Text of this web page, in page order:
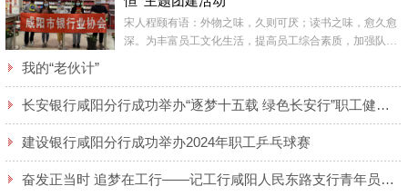
宋人程颐有语：外物之味，久则可厌；读书之味，愈久愈
深。为丰富员工文化生活，提高员工综合素质，加强队伍
我的“老伙计”
长安银行咸阳分行成功举办“逐梦十五载 绿色长安行”职工健步走活动
建设银行咸阳分行成功举办2024年职工乒乓球赛
奋发正当时 追梦在工行——记工行咸阳人民东路支行青年员工侯梦莹